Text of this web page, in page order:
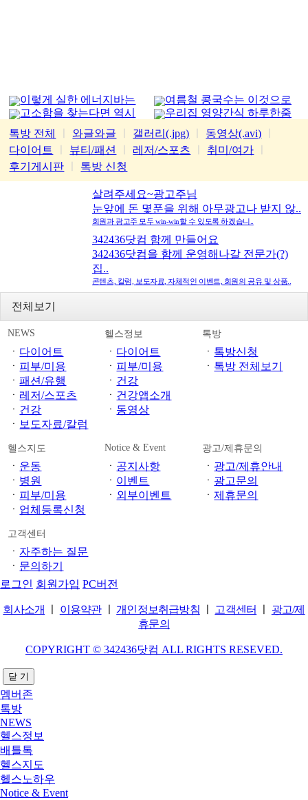
이렇게 실한 에너지바는
처음
여름철 콩국수는 이것으로
고소함을 찾는다면 역시
가평잣
우리집 영양간식 하루한줌
톡방 전체
와글와글 갤러리(.jpg) 동영상(.avi)
다이어트
뷰티/패션 레저/스포츠 취미/여가
후기게시판
톡방 신청
살려주세요~광고주님
눈앞에 돈 몇푼을 위해 아무광고나 받지 않..
회원과 광고주 모두 win-win할 수 있도록 하겠습니..
342436닷컴 함께 만들어요
342436닷컴을 함께 운영해나갈 전문가(?)
집..
콘텐츠, 칼럼, 보도자료, 자체적인 이벤트, 회원의 공유 및 상품..
전체보기
NEWS
ㆍ 다이어트
ㆍ 피부/미용
ㆍ패션/유행
ㆍ 레저/스포츠
ㆍ 건강
ㆍ 보도자료/칼럼
헬스정보
ㆍ 다이어트
ㆍ 피부/미용
ㆍ 건강
ㆍ 건강앱소개
ㆍ 동영상
톡방
ㆍ 톡방신청
ㆍ 톡방 전체보기
헬스지도
ㆍ 운동
ㆍ 병원
ㆍ 피부/미용
ㆍ 업체등록신청
Notice & Event
ㆍ 공지사항
ㆍ 이벤트
ㆍ 외부이벤트
광고/제휴문의
ㆍ 광고/제휴안내
ㆍ 광고문의
ㆍ제휴문의
고객센터
ㆍ 자주하는 질문
ㆍ 문의하기
로그인 회원가입 PC버전
회사소개 이용약관ㅣ개인정보취급방침 고객센터
광고/제
휴문의
COPYRIGHT © 342436닷컴 ALL RIGHTS RESEVED.
닫 기
멤버존
톡방
NEWS
헬스정보
배틀톡
헬스지도
헬스노하우
Notice & Event